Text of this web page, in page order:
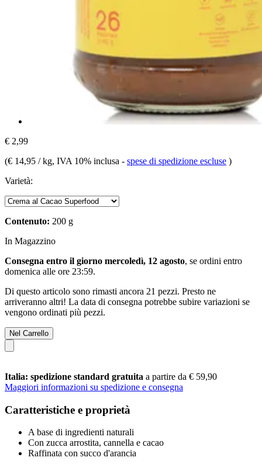
€ 2,99
(€ 14,95 / kg, IVA 10% inclusa - spese di spedizione escluse )
Varietà:
Contenuto: 200 g
In Magazzino
Consegna entro il giorno mercoledì, 12 agosto, se ordini entro
domenica alle ore 23:59.
Di questo articolo sono rimasti ancora 21 pezzi. Presto ne
arriveranno altri! La data di consegna potrebbe subire variazioni se
vengono ordinati più pezzi.
Nel Carrello
Italia: spedizione standard gratuita a partire da € 59,90
Maggiori informazioni su spedizione e consegna
Caratteristiche e proprietà
A base di ingredienti naturali
Con zucca arrostita, cannella e cacao
Raffinata con succo d'arancia